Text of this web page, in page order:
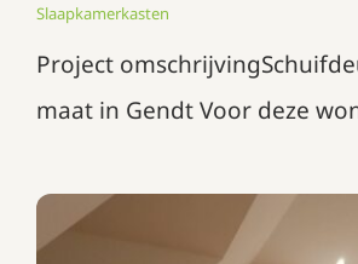
Slaapkamerkasten
Project
maat in Gendt Voor deze